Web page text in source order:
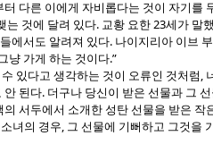
터 다른 이에게 자비롭다는 것이 자기를
는 것에 달려 있다. 교황 요한 23세가 말
에서도 알려져 있다. 나이지리아 이브
냥 가게 하는 것이다.”
있다고 생각하는 것이 오류인 것처럼 ,
안 된다. 더구나 당신이 받은 선물과 그
의 서두에서 소개한 성탄 선물을 받은 작
녀의 경우, 그 선물에 기뻐하고 그것을